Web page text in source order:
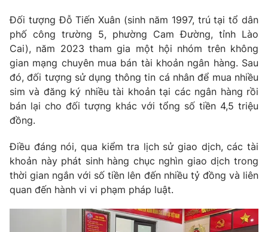
Hậu trường
Nhân vật
Khán giả
Giải sao mai
Giải trí
Điện ảnh
Âm nhạc
Sao
Đời sống
Du lịch
Làm đẹp
Chất lượng cuộc sống
Giáo dục
Tuyển sinh
Công nghệ
Hitech Công nghệ tương lai
Sản phẩm
Thị trường
Giao lưu trực tuyến
Lịch phát sóng
Đối tượng Đỗ Tiến Xuân (sinh năm 1997, trú tại tổ dân
phố công trường 5, phường Cam Đường, tỉnh Lào
Cai), năm 2023 tham gia một hội nhóm trên không
gian mạng chuyên mua bán tài khoản ngân hàng. Sau
đó, đối tượng sử dụng thông tin cá nhân để mua nhiều
sim và đăng ký nhiều tài khoản tại các ngân hàng rồi
bán lại cho đối tượng khác với tổng số tiền 4,5 triệu
đồng.
Điều đáng nói, qua kiểm tra lịch sử giao dịch, các tài
khoản này phát sinh hàng chục nghìn giao dịch trong
thời gian ngắn với số tiền lên đến nhiều tỷ đồng và liên
quan đến hành vi vi phạm pháp luật.